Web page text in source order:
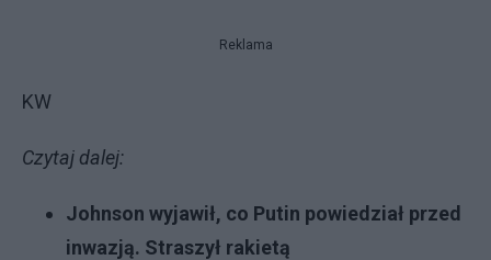
Reklama
KW
Czytaj dalej:
Johnson wyjawił, co Putin powiedział przed
inwazją. Straszył rakietą